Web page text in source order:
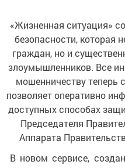
«Жизненная ситуация»
безопасности, которая
граждан, но и
злоумышленников. Все
мошенничеству теперь
позволяет оперативно
доступных способах
Председателя
Аппарата
В новом сервисе,